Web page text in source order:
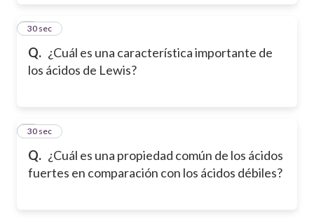
Q. ¿Cuál es una característica importante de
los ácidos de Lewis?
3
30 sec
Q. ¿Cuál es una propiedad común de los ácidos
fuertes en comparación con los ácidos débiles?
4
30 sec